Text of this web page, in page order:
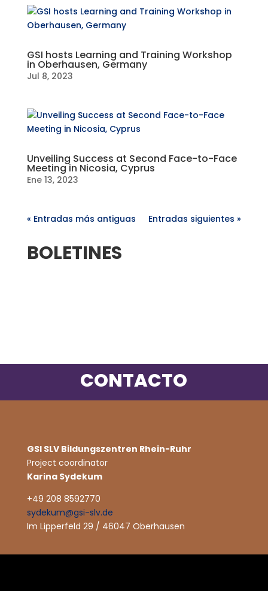
GSI hosts Learning and Training Workshop
in Oberhausen, Germany
Jul 8, 2023
Unveiling Success at Second Face-to-Face
Meeting in Nicosia, Cyprus
Ene 13, 2023
« Entradas más antiguas Entradas siguientes »
BOLETINES
CONTACTO
GSI SLV Bildungszentren Rhein-Ruhr
Project coordinator
Karina Sydekum
+49 208 8592770
sydekum@gsi-slv.de
Im Lipperfeld 29 / 46047 Oberhausen